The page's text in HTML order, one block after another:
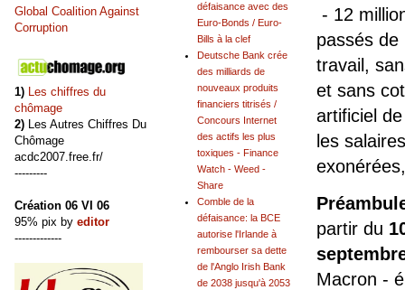
- 12
passés de
travail,
et sans
artificiel
les
partir du
Macron -
défaisance avec des
Euro-Bonds / Euro-
Bills à la clef
Deutsche Bank crée
des milliards de
nouveaux produits
financiers titrisés /
Concours Internet
des actifs les plus
toxiques - Finance
Watch - Weed -
Share
Comble de la
défaisance: la BCE
autorise l'Irlande à
rembourser sa dette
de l'Anglo Irish Bank
de 2038 jusqu'à 2053
Global Coalition Against
Corruption
1) Les chiffres du
chômage
2) Les Autres Chiffres Du
Chômage
acdc2007.free.fr/
---------
Création 06 VI 06
95% pix by editor
-------------